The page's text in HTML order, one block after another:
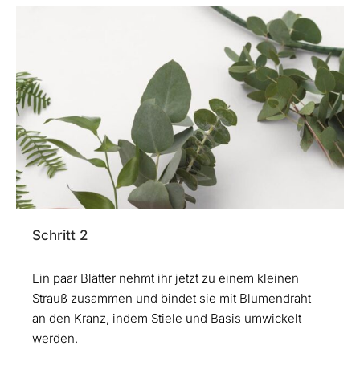
Schritt 2
Ein paar Blätter nehmt ihr jetzt zu einem kleinen
Strauß zusammen und bindet sie mit Blumendraht
an den Kranz, indem Stiele und Basis umwickelt
werden.